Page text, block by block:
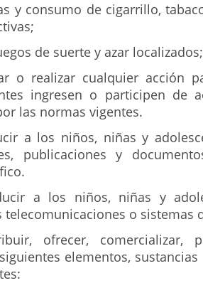
y consumo de cigarrillo,
de suerte y azar localizados;
o realizar cualquier acción
ingresen o participen de
las normas vigentes.
a los niños, niñas y
publicaciones y
a los niños, niñas y
o sistemas
ofrecer, comercializar,
elementos,